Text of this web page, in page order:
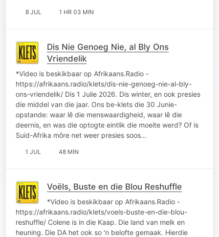
8 JUL 1 HR 03 MIN
Dis Nie Genoeg Nie, al Bly Ons
Vriendelik
*Video is beskikbaar op Afrikaans.Radio -
https://afrikaans.radio/klets/dis-nie-genoeg-nie-al-bly-
ons-vriendelik/ Dis 1 Julie 2026. Dis winter, en ook presies
die middel van die jaar. Ons be-klets die 30 Junie-
opstande: waar lê die menswaardigheid, waar lê die
deernis, en was die optogte eintlik die moeite werd? Of is
Suid-Afrika môre net weer presies soos…
1 JUL 48 MIN
Voëls, Buste en die Blou Reshuffle
*Video is beskikbaar op Afrikaans.Radio -
https://afrikaans.radio/klets/voels-buste-en-die-blou-
reshuffle/ Colene is in die Kaap. Die land van melk en
heuning. Die DA het ook so 'n belofte gemaak. Hierdie